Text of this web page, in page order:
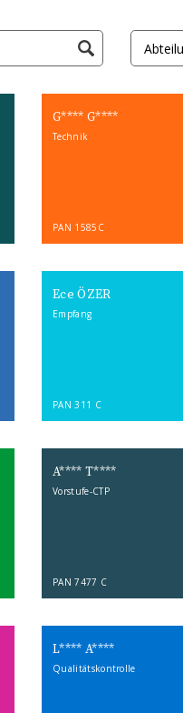
G**** G****
Technik
PAN 1585C
Ece ÖZER
Empfang
PAN 311 C
A**** T****
Vorstufe-CTP
PAN 7477 C
L**** A****
Qualitätskontrolle